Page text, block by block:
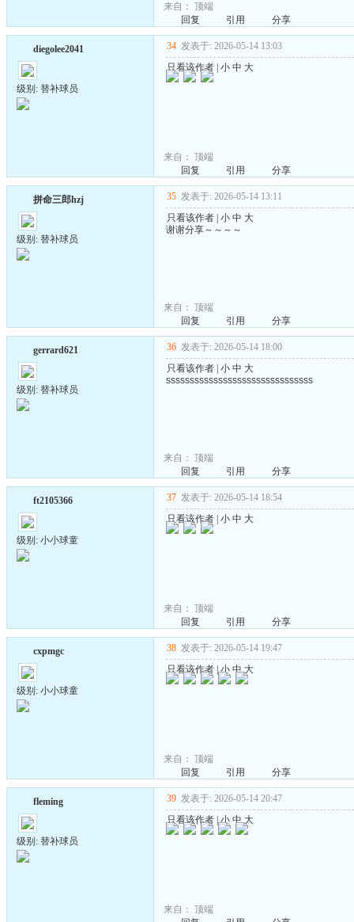
来自： 顶端
回复
引用 分享
diegolee2041
级别: 替补球员
34 发表于: 2026-05-14 13:03
只看该作者 小 中 大
来自： 顶端
回复
引用 分享
拼命三郎hzj
级别: 替补球员
35 发表于: 2026-05-14 13:11
只看该作者 小 中 大
谢谢分享～～～～
来自： 顶端
回复
引用 分享
gerrard621
级别: 替补球员
36 发表于: 2026-05-14 18:00
只看该作者 小 中 大
sssssssssssssssssssssssssssssss
来自： 顶端
回复
引用 分享
ft2105366
级别: 小小球童
37 发表于: 2026-05-14 18:54
只看该作者 小 中 大
来自： 顶端
回复
引用 分享
cxpmgc
级别: 小小球童
38 发表于: 2026-05-14 19:47
只看该作者 |小 中 大
来自： 顶端
回复
引用 分享
fleming
级别: 替补球员
39 发表于: 2026-05-14 20:47
只看该作者 |小 中 大
来自： 顶端